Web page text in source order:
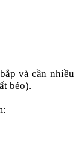
và cần nhiều
béo).